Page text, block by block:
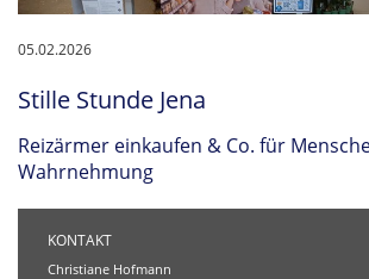
05.02.2026
Stille Stunde Jena
Reizärmer einkaufen & Co. für
Wahrnehmung
KONTAKT
Christiane Hofmann